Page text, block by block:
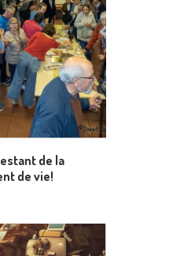
de la
de vie!